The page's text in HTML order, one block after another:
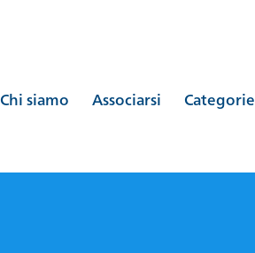
Chi siamo Associarsi Categorie